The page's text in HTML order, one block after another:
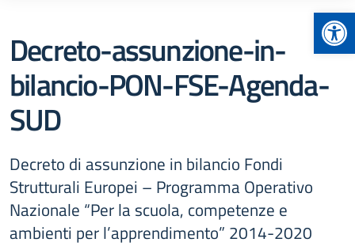
Decreto-assunzione-in-
bilancio-PON-FSE-Agenda-
SUD
Decreto di assunzione in bilancio Fondi
Strutturali Europei – Programma Operativo
Nazionale “Per la scuola, competenze e
ambienti per l’apprendimento” 2014-2020